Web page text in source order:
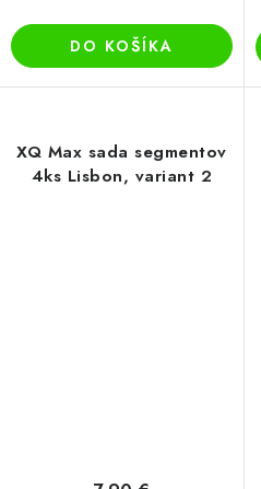
DO KOŠÍKA
XQ Max sada segmentov
4ks Lisbon, variant 2